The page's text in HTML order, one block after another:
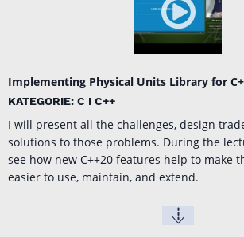
Implementing Physical Units Library for
KATEGORIE: C I C++
I will present all the challenges, design
solutions to those problems. During the
see how new C++20 features help to make
easier to use, maintain, and extend.